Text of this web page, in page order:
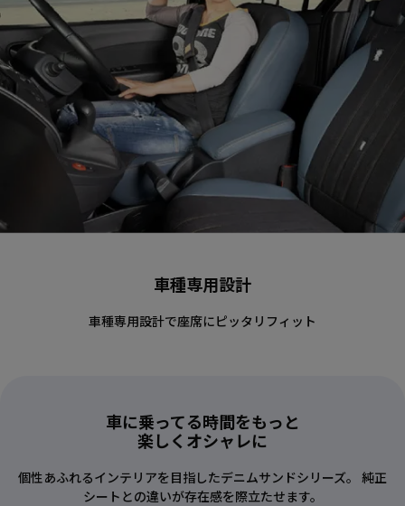
車種専用設計
車種専用設計で座席にピッタリフィット
車に乗ってる時間をもっと
楽しくオシャレに
個性あふれるインテリアを目指したデニムサンドシリーズ。 純正
シートとの違いが存在感を際立たせます。